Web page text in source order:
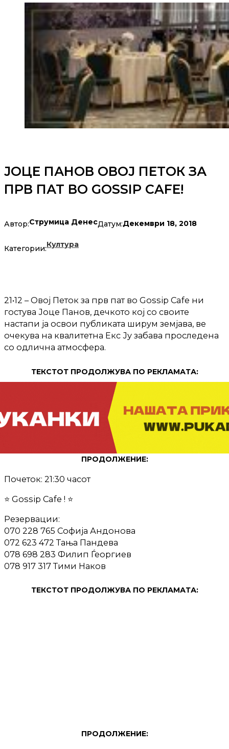
ЈОЦЕ ПАНОВ ОВОЈ ПЕТОК ЗА
ПРВ ПАТ ВО GOSSIP CAFE!
Автор:Струмица ДенесДатум:Декември 18, 2018
Категории:Култура
21•12 – Овој Петок за прв пат во Gossip Cafe ни
гостува Јоце Панов, дечкото кој со своите
настапи ја освои публиката ширум земјава, ве
очекува на квалитетна Екс Ју забава проследена
со одлична атмосфера.
ТЕКСТОТ ПРОДОЛЖУВА ПО РЕКЛАМАТА:
ПРОДОЛЖЕНИЕ:
Почеток: 21:30 часот
⭐️ Gossip Cafe ! ⭐️
Резервации:
070 228 765 Софија Андонова
072 623 472 Тања Пандева
078 698 283 Филип Ѓеоргиев
078 917 317 Тими Наков
ТЕКСТОТ ПРОДОЛЖУВА ПО РЕКЛАМАТА:
ПРОДОЛЖЕНИЕ: